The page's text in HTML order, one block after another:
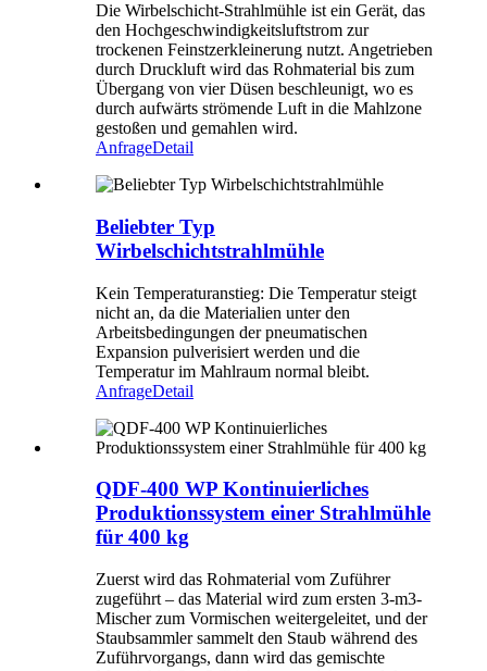
Die Wirbelschicht-Strahlmühle ist ein Gerät, das
den Hochgeschwindigkeitsluftstrom zur
trockenen Feinstzerkleinerung nutzt. Angetrieben
durch Druckluft wird das Rohmaterial bis zum
Übergang von vier Düsen beschleunigt, wo es
durch aufwärts strömende Luft in die Mahlzone
gestoßen und gemahlen wird.
AnfrageDetail
Beliebter Typ
Wirbelschichtstrahlmühle
Kein Temperaturanstieg: Die Temperatur steigt
nicht an, da die Materialien unter den
Arbeitsbedingungen der pneumatischen
Expansion pulverisiert werden und die
Temperatur im Mahlraum normal bleibt.
AnfrageDetail
QDF-400 WP Kontinuierliches
Produktionssystem einer Strahlmühle
für 400 kg
Zuerst wird das Rohmaterial vom Zuführer
zugeführt – das Material wird zum ersten 3-m3-
Mischer zum Vormischen weitergeleitet, und der
Staubsammler sammelt den Staub während des
Zuführvorgangs, dann wird das gemischte